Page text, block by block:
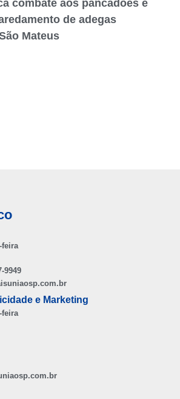
combate aos pancadões e
de adegas
Mateus
feira
9949
e Marketing
feira